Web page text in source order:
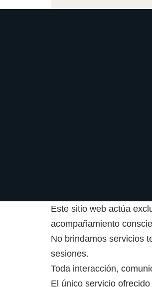
Este sitio web actúa
acompañamiento
No brindamos servicios
sesiones.
Toda interacción,
El único servicio